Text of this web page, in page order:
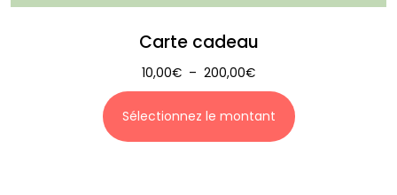
Carte cadeau
10,00€ – 200,00€
Sélectionnez le montant